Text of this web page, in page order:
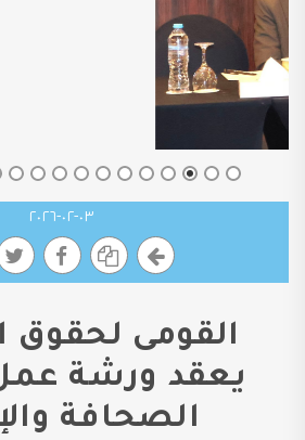
٠٣-٠٢-٢٠٢٦
القومى لحقوق
يعقد ورشة
الصحافة